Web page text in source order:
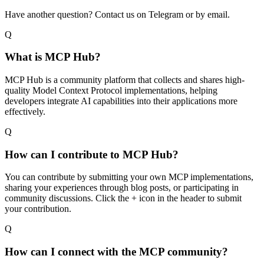
Have another question? Contact us on Telegram or by email.
Q
What is MCP Hub?
MCP Hub is a community platform that collects and shares high-
quality Model Context Protocol implementations, helping
developers integrate AI capabilities into their applications more
effectively.
Q
How can I contribute to MCP Hub?
You can contribute by submitting your own MCP implementations,
sharing your experiences through blog posts, or participating in
community discussions. Click the + icon in the header to submit
your contribution.
Q
How can I connect with the MCP community?